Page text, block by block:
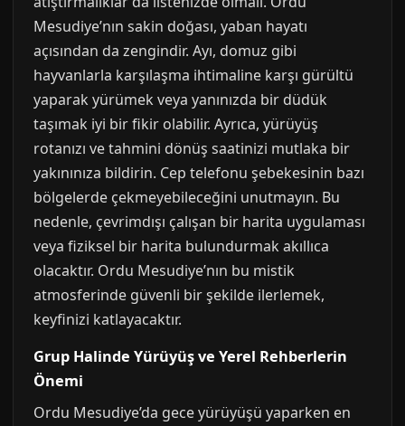
Mesudiye’nın sakin doğası, yaban hayatı
açısından da zengindir. Ayı, domuz gibi
hayvanlarla karşılaşma ihtimaline karşı gürültü
yaparak yürümek veya yanınızda bir düdük
taşımak iyi bir fikir olabilir. Ayrıca, yürüyüş
rotanızı ve tahmini dönüş saatinizi mutlaka bir
yakınınıza bildirin. Cep telefonu şebekesinin bazı
bölgelerde çekmeyebileceğini unutmayın. Bu
nedenle, çevrimdışı çalışan bir harita uygulaması
veya fiziksel bir harita bulundurmak akıllıca
olacaktır. Ordu Mesudiye’nın bu mistik
atmosferinde güvenli bir şekilde ilerlemek,
keyfinizi katlayacaktır.
Grup Halinde Yürüyüş ve Yerel Rehberlerin
Önemi
Ordu Mesudiye’da gece yürüyüşü yaparken en